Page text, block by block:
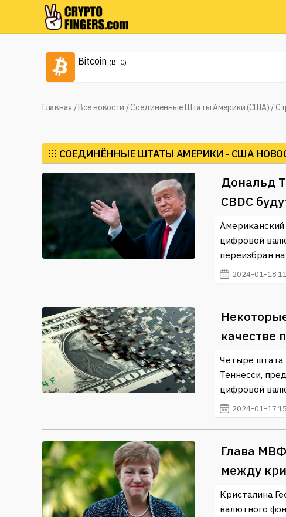
Bitcoin (BTC)
Главная /Все новости /Соединённые Штаты Америки (США) /
⁝⁝⁝ СОЕДИНЁННЫЕ ШТАТЫ АМЕРИКИ - США
Дональд
CBDC
цифровой
переизбран
2024-01-18
качестве
Четыре
Теннесси,
цифровой
2024-01-17
Глава
между
Кристалина
валютного